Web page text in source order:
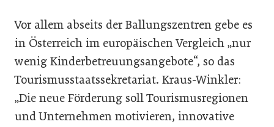
Vor allem abseits der Ballungszentren gebe es
in Österreich im europäischen Vergleich „nur
wenig Kinderbetreuungsangebote“, so das
Tourismusstaatssekretariat. Kraus-Winkler:
„Die neue Förderung soll Tourismusregionen
und Unternehmen motivieren, innovative